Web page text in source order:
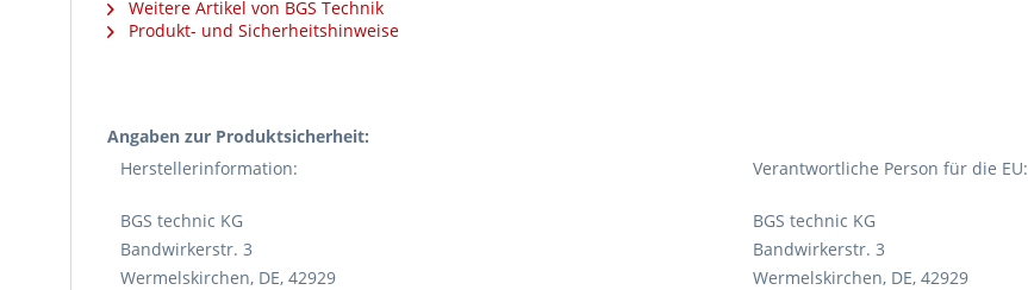
Weitere Artikel von BGS Technik
Produkt- und Sicherheitshinweise
Angaben zur Produktsicherheit:
Herstellerinformation:
BGS technic KG
Bandwirkerstr. 3
Wermelskirchen, DE, 42929
Verantwortliche Person für die EU:
BGS technic KG
Bandwirkerstr. 3
Wermelskirchen, DE, 42929